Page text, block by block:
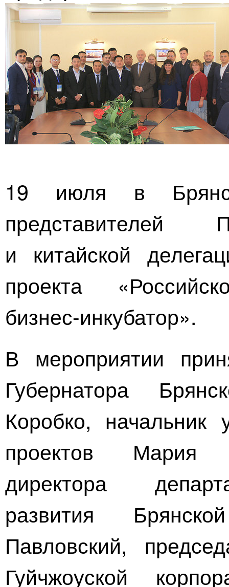
19 июля в
представителей
и китайской
проекта
бизнес-инкубатор».
В мероприятии
Губернатора
Коробко, начальник
проектов Мария
директора
развития
Павловский,
Гуйчжоуской